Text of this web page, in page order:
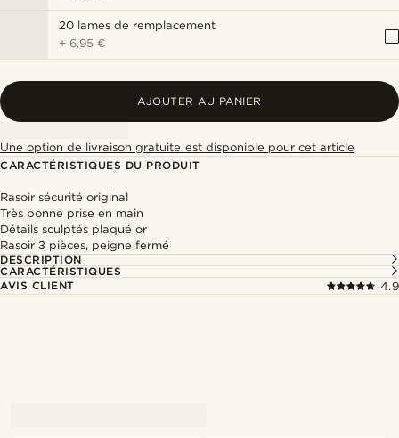
20 lames de remplacement
+6,95 €
AJOUTER AU PANIER
Une option de livraison gratuite est disponible pour cet article
CARACTÉRISTIQUES DU PRODUIT
Rasoir sécurité original
Très bonne prise en main
Détails sculptés plaqué or
Rasoir 3 pièces, peigne fermé
DESCRIPTION
CARACTÉRISTIQUES
AVIS CLIENT
4.9